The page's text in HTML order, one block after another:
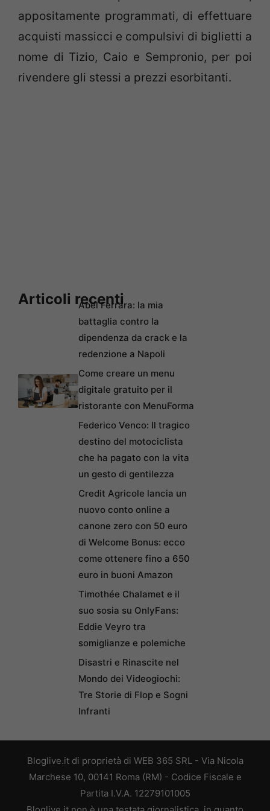
appositamente programmati, di effettuare
acquisti massicci e compulsivi di biglietti a
nome di Tizio, Caio e Sempronio, per poi
rivendere gli stessi a prezzi esorbitanti.
Articoli recenti
Abel Ferrara: la mia
battaglia contro la
dipendenza da crack e la
redenzione a Napoli
Come creare un menu
digitale gratuito per il
ristorante con MenuForma
Federico Venco: Il tragico
destino del motociclista
che ha pagato con la vita
un gesto di gentilezza
Credit Agricole lancia un
nuovo conto online a
canone zero con 50 euro
di Welcome Bonus: ecco
come ottenere fino a 650
euro in buoni Amazon
Timothée Chalamet e il
suo sosia su OnlyFans:
Eddie Veyro tra
somiglianze e polemiche
Disastri e Rinascite nel
Mondo dei Videogiochi:
Tre Storie di Flop e Sogni
Infranti
Bloglive.it di proprietà di WEB 365 SRL - Via Nicola
Marchese 10, 00141 Roma (RM) - Codice Fiscale e
Partita I.V.A. 12279101005